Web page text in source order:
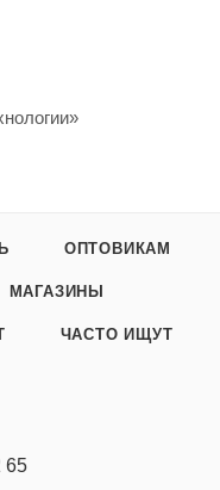
ОПТОВИКАМ
МАГАЗИНЫ
ЧАСТО ИЩУТ
65